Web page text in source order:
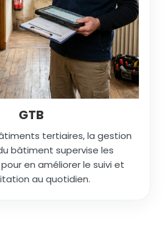
GTB
tertiaires, la gestion
bâtiment supervise les
en améliorer le suivi et
au quotidien.